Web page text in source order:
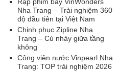
Nha Trang – Trải nghiệm 360
độ đầu tiên tại Việt Nam
Chinh phục Zipline Nha
Trang – Cú nhảy giữa tầng
không
Công viên nước Vinpearl Nha
Trang: TOP trải nghiệm 2026